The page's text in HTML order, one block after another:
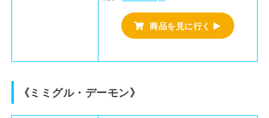
商品を見に行く ▶
《ミミグル・デーモン》